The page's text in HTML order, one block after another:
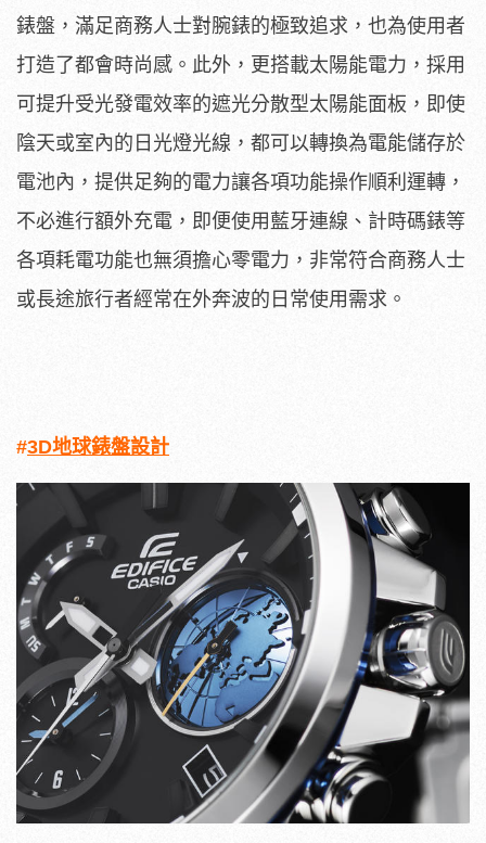
錶盤，滿足商務人士對腕錶的極致追求，也為使用者
打造了都會時尚感。此外，更搭載太陽能電力，採用
可提升受光發電效率的遮光分散型太陽能面板，即使
陰天或室內的日光燈光線，都可以轉換為電能儲存於
電池內，提供足夠的電力讓各項功能操作順利運轉，
不必進行額外充電，即便使用藍牙連線、計時碼錶等
各項耗電功能也無須擔心零電力，非常符合商務人士
或長途旅行者經常在外奔波的日常使用需求。
#3D地球錶盤設計